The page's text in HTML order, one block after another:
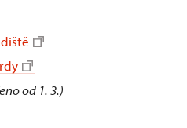
od 1. 3.)